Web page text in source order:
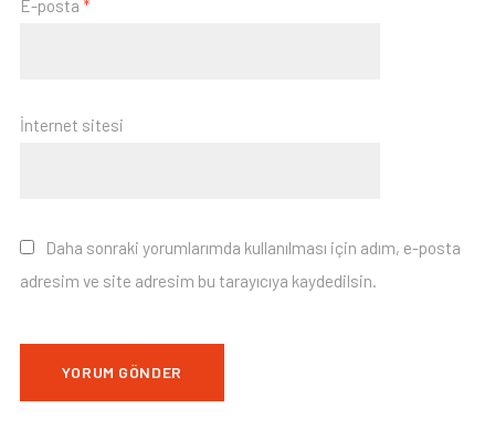
E-posta *
İnternet sitesi
Daha sonraki yorumlarımda kullanılması için adım, e-posta
adresim ve site adresim bu tarayıcıya kaydedilsin.